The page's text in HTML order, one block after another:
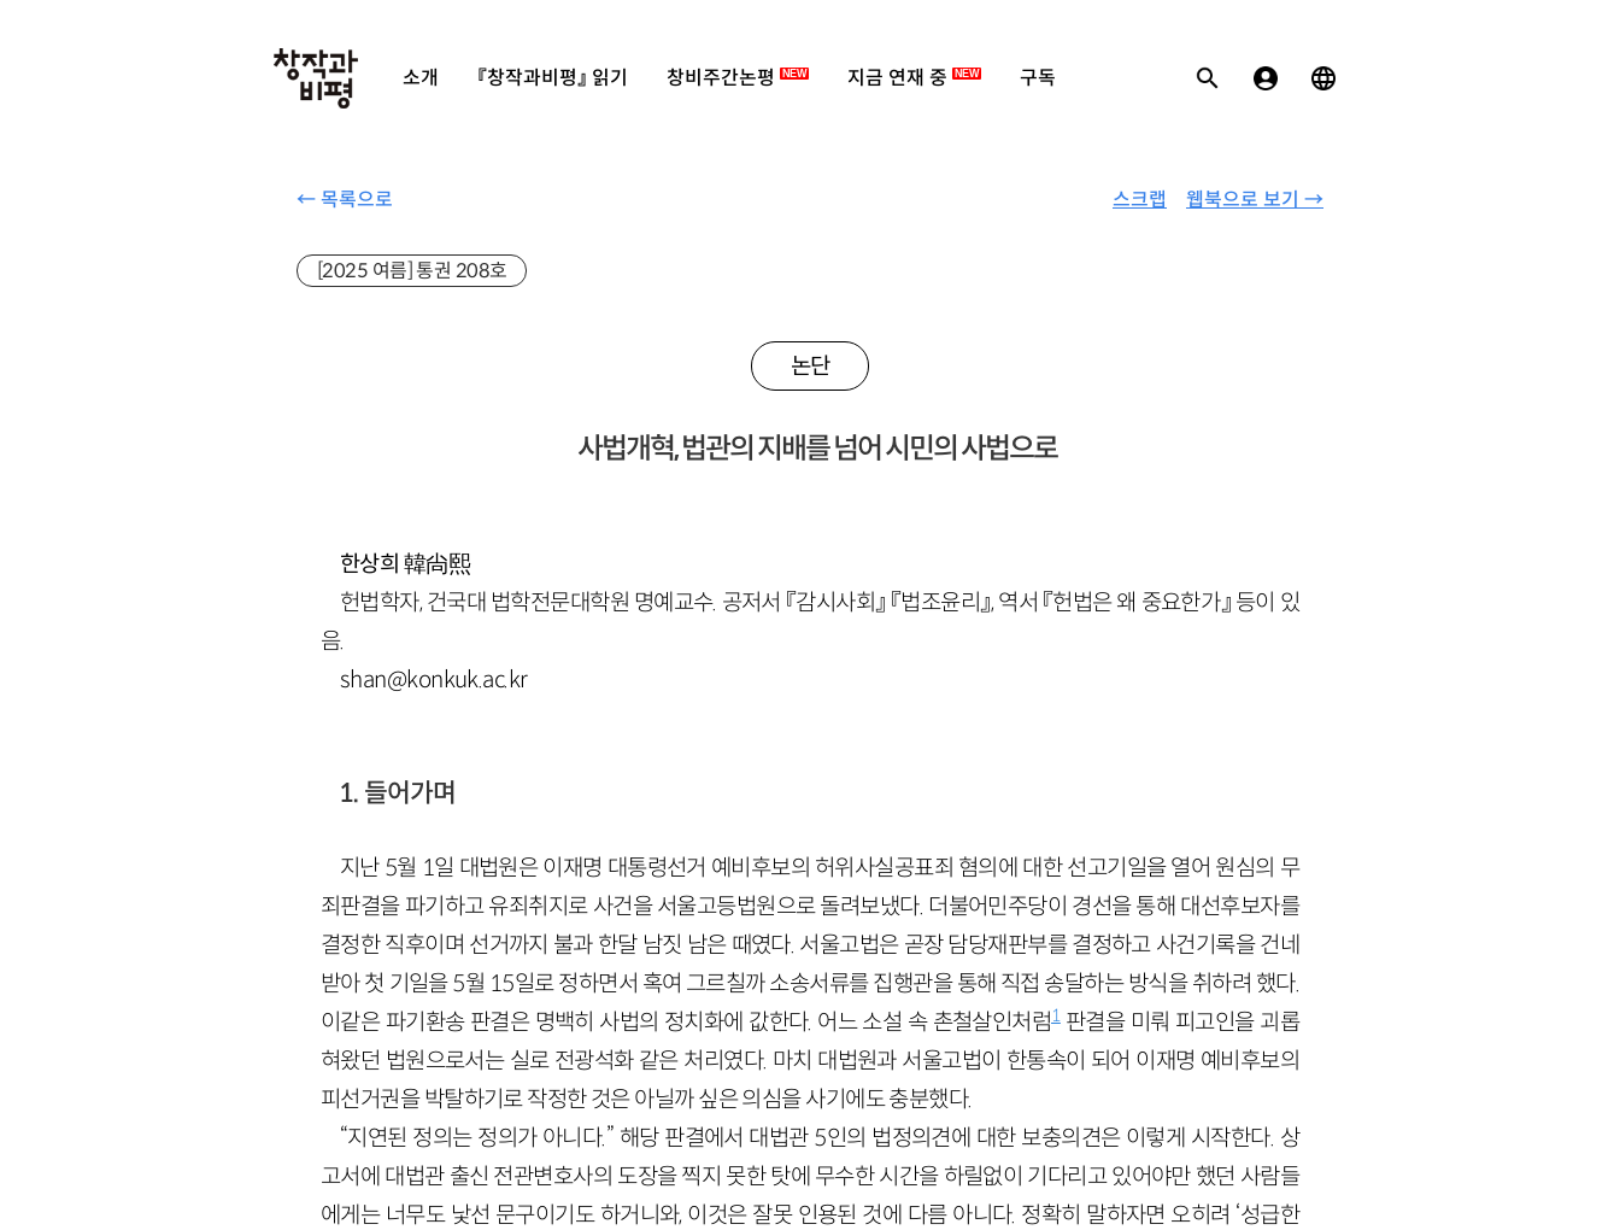
소개 『창작과비평』 읽기 창비주간논평 NEW 지금 연재 중 NEW 구독
← 목록으로 웹북으로 보기 →
스크랩
[2025 여름] 통권 208호
논단
사법개혁, 법관의 지배를 넘어 시민의 사법으로
한상희 韓尙熙
헌법학자, 건국대 법학전문대학원 명예교수. 공저서 『감시사회』 『법조윤리』, 역서 『헌법은 왜 중요한가』 등이 있
음.
shan@konkuk.ac.kr
1. 들어가며
지난 5월 1일 대법원은 이재명 대통령선거 예비후보의 허위사실공표죄 혐의에 대한 선고기일을 열어 원심의 무
죄판결을 파기하고 유죄취지로 사건을 서울고등법원으로 돌려보냈다. 더불어민주당이 경선을 통해 대선후보자를
결정한 직후이며 선거까지 불과 한달 남짓 남은 때였다. 서울고법은 곧장 담당재판부를 결정하고 사건기록을 건네
받아 첫 기일을 5월 15일로 정하면서 혹여 그르칠까 소송서류를 집행관을 통해 직접 송달하는 방식을 취하려 했다.
이같은 파기환송 판결은 명백히 사법의 정치화에 값한다. 어느 소설 속 촌철살인처럼1판결을 미뤄 피고인을 괴롭
혀왔던 법원으로서는 실로 전광석화 같은 처리였다. 마치 대법원과 서울고법이 한통속이 되어 이재명 예비후보의
피선거권을 박탈하기로 작정한 것은 아닐까 싶은 의심을 사기에도 충분했다.
“지연된 정의는 정의가 아니다.” 해당 판결에서 대법관 5인의 법정의견에 대한 보충의견은 이렇게 시작한다. 상
고서에 대법관 출신 전관변호사의 도장을 찍지 못한 탓에 무수한 시간을 하릴없이 기다리고 있어야만 했던 사람들
에게는 너무도 낯선 문구이기도 하거니와, 이것은 잘못 인용된 것에 다름 아니다. 정확히 말하자면 오히려 ‘성급한